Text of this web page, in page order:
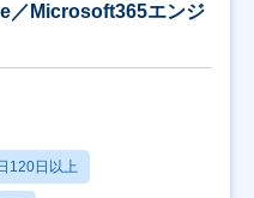
／Microsoft365エンジ
120日以上